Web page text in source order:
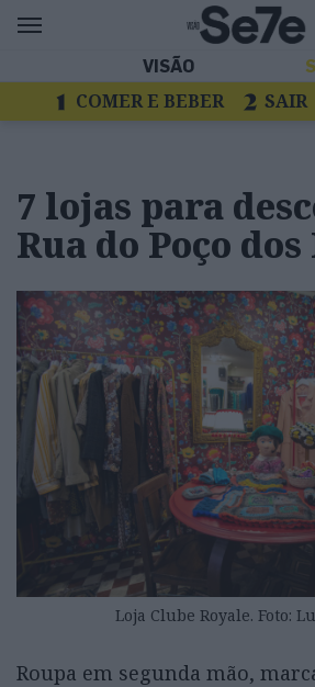
VISÃO
COMER E BEBER SAIR
7 lojas para
Rua do Poço
Loja Clube Royale. Foto:
Roupa em segunda mão,